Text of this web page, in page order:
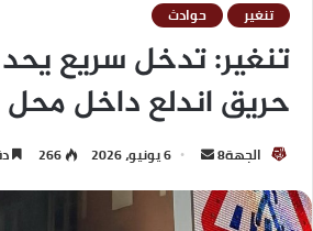
تنغير حوادث
تنغير: تدخل سريع
حريق اندلع داخل محل
الجهة8 6 يونيو، 2026 266